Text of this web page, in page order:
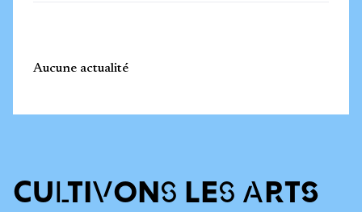
Aucune actualité
CULTIVONS LES ARTS